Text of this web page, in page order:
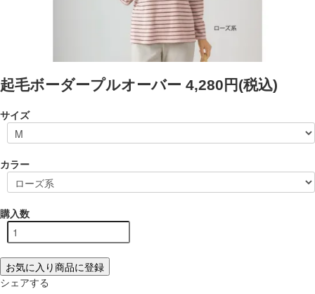
起毛ボーダープルオーバー 4,280円(税込)
サイズ
カラー
購入数
お気に入り商品に登録
シェアする